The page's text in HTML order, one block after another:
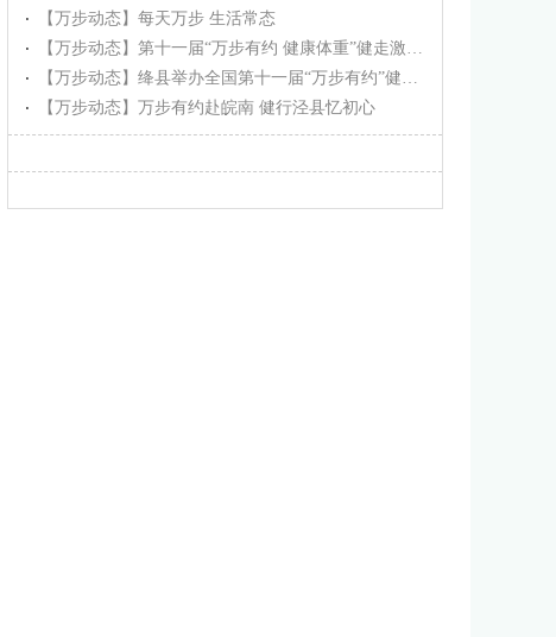
【万步动态】每天万步 生活常态
【万步动态】第十一届“万步有约 健康体重”健走激励大赛忻州保德赛区正式启动
【万步动态】绛县举办全国第十一届“万步有约”健走激励大赛（绛县赛区）启动仪式
【万步动态】万步有约赴皖南 健行泾县忆初心